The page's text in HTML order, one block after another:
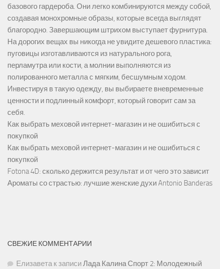
базового гардероба. Они легко комбинируются между собой,
создавая монохромные образы, которые всегда выглядят
благородно. Завершающим штрихом выступает фурнитура.
На дорогих вещах вы никогда не увидите дешевого пластика:
пуговицы изготавливаются из натурального рога,
перламутра или кости, а молнии выполняются из
полированного металла с мягким, бесшумным ходом.
Инвестируя в такую одежду, вы выбираете вневременные
ценности и подлинный комфорт, который говорит сам за
себя.
Как выбрать меховой интернет-магазин и не ошибиться с
покупкой
Как выбрать меховой интернет-магазин и не ошибиться с
покупкой
Fotona 4D: сколько держится результат и от чего это зависит
Ароматы со страстью: лучшие женские духи Antonio Banderas
СВЕЖИЕ КОММЕНТАРИИ
Елизаветак записиЛада Калина Спорт 2: Молодежный